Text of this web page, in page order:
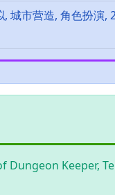
城市营造, 角色扮演,
Keeper,